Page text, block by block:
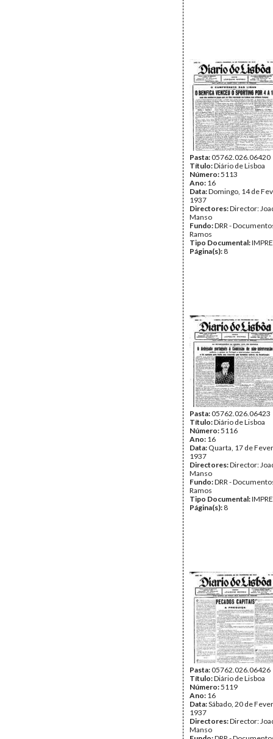
Pasta:05762.026.06420
Título:Diário de Lisboa
Número:5113
Ano: 16
Data:Domingo, 14 de
1937
Directores:Director:
Manso
Fundo:DRR -
Ramos
Tipo Documental:
Página(s): 8
Pasta:05762.026.06423
Título:Diário de Lisboa
Número:5116
Ano: 16
Data: Quarta, 17 de
1937
Directores:Director:
Manso
Fundo:DRR -
Ramos
Tipo Documental:
Página(s): 8
Pasta:05762.026.06426
Título:Diário de Lisboa
Número:5119
Ano: 16
Data:Sábado, 20 de
1937
Directores:Director:
Manso